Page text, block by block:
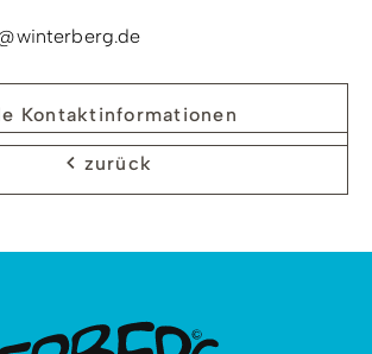
Kontaktinformationen
zurück